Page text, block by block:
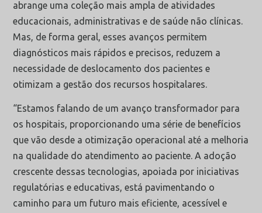
abrange uma coleção mais ampla de atividades
educacionais, administrativas e de saúde não clínicas.
Mas, de forma geral, esses avanços permitem
diagnósticos mais rápidos e precisos, reduzem a
necessidade de deslocamento dos pacientes e
otimizam a gestão dos recursos hospitalares.
“Estamos falando de um avanço transformador para
os hospitais, proporcionando uma série de benefícios
que vão desde a otimização operacional até a melhoria
na qualidade do atendimento ao paciente. A adoção
crescente dessas tecnologias, apoiada por iniciativas
regulatórias e educativas, está pavimentando o
caminho para um futuro mais eficiente, acessível e